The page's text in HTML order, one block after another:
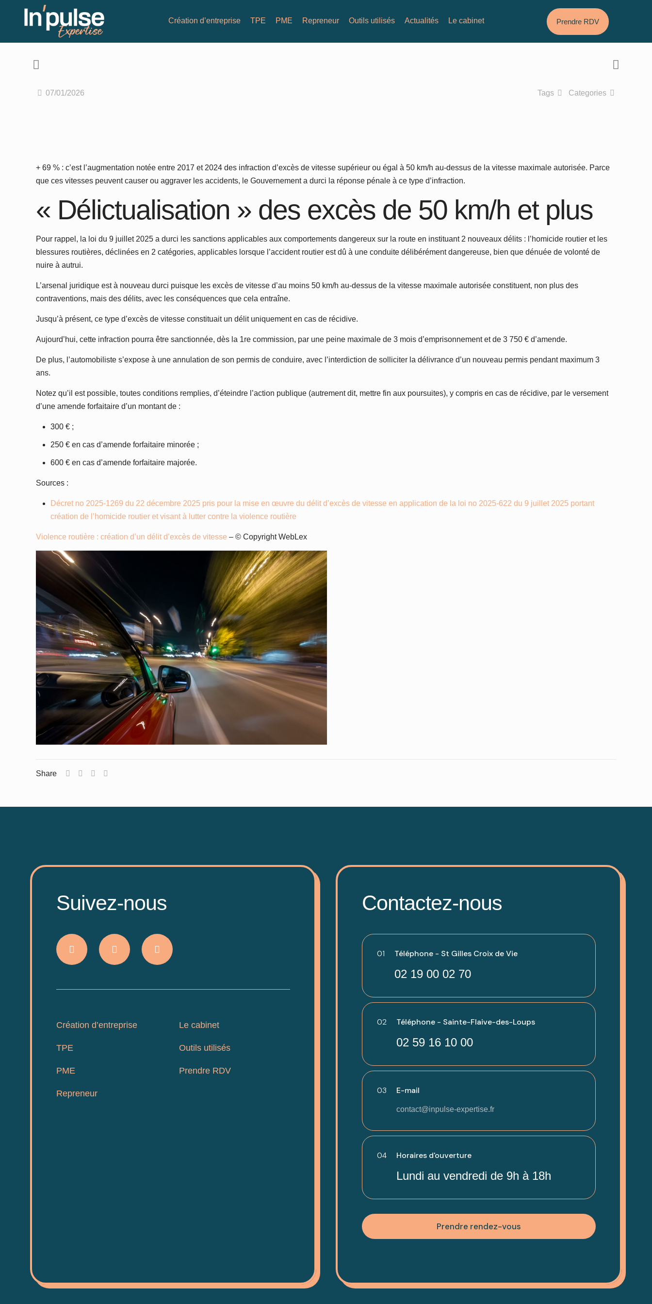
Création d’entreprise TPE PME Repreneur Outils utilisés Actualités Le cabinet Prendre RDV
07/01/2026 Categories
Tags
+ 69 % : c’est l’augmentation notée entre 2017 et 2024 des infraction d’excès de vitesse supérieur ou égal à 50 km/h au-dessus de la vitesse maximale autorisée. Parce
que ces vitesses peuvent causer ou aggraver les accidents, le Gouvernement a durci la réponse pénale à ce type d’infraction.
« Délictualisation » des excès de 50 km/h et plus
Pour rappel, la loi du 9 juillet 2025 a durci les sanctions applicables aux comportements dangereux sur la route en instituant 2 nouveaux délits : l’homicide routier et les
blessures routières, déclinées en 2 catégories, applicables lorsque l’accident routier est dû à une conduite délibérément dangereuse, bien que dénuée de volonté de
nuire à autrui.
L’arsenal juridique est à nouveau durci puisque les excès de vitesse d’au moins 50 km/h au-dessus de la vitesse maximale autorisée constituent, non plus des
contraventions, mais des délits, avec les conséquences que cela entraîne.
Jusqu’à présent, ce type d’excès de vitesse constituait un délit uniquement en cas de récidive.
Aujourd’hui, cette infraction pourra être sanctionnée, dès la 1re commission, par une peine maximale de 3 mois d’emprisonnement et de 3 750 € d’amende.
De plus, l’automobiliste s’expose à une annulation de son permis de conduire, avec l’interdiction de solliciter la délivrance d’un nouveau permis pendant maximum 3
ans.
Notez qu’il est possible, toutes conditions remplies, d’éteindre l’action publique (autrement dit, mettre fin aux poursuites), y compris en cas de récidive, par le versement
d’une amende forfaitaire d’un montant de :
300 € ;
250 € en cas d’amende forfaitaire minorée ;
600 € en cas d’amende forfaitaire majorée.
Sources :
Décret no 2025-1269 du 22 décembre 2025 pris pour la mise en œuvre du délit d’excès de vitesse en application de la loi no 2025-622 du 9 juillet 2025 portant
création de l’homicide routier et visant à lutter contre la violence routière
Violence routière : création d’un délit d’excès de vitesse– © Copyright WebLex
Share
Suivez-nous
Création d’entreprise
TPE
PME
Repreneur
Le cabinet
Outils utilisés
Prendre RDV
Contactez-nous
01 Téléphone - St Gilles Croix de Vie
02 19 00 02 70
02 Téléphone - Sainte-Flaive-des-Loups
02 59 16 10 00
03 E-mail
contact@inpulse-expertise.fr
04 Horaires d'ouverture
Lundi au vendredi de 9h à 18h
Prendre rendez-vous